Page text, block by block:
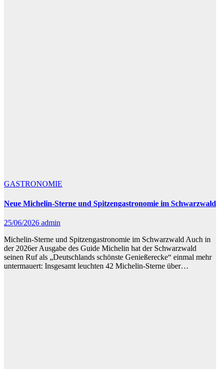
GASTRONOMIE
Neue Michelin-Sterne und Spitzengastronomie im Schwarzwald
25/06/2026 admin
Michelin-Sterne und Spitzengastronomie im Schwarzwald Auch in
der 2026er Ausgabe des Guide Michelin hat der Schwarzwald
seinen Ruf als „Deutschlands schönste Genießerecke“ einmal mehr
untermauert: Insgesamt leuchten 42 Michelin-Sterne über…